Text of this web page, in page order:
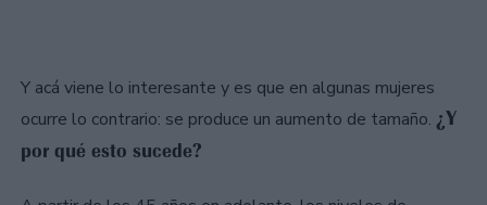
Y acá viene lo interesante y es que en algunas mujeres
ocurre lo contrario: se produce un aumento de tamaño. ¿Y
por qué esto sucede?